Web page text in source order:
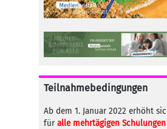
Teilnahmebedingungen
Ab dem 1. Januar 2022 erhöht
für alle mehrtägigen